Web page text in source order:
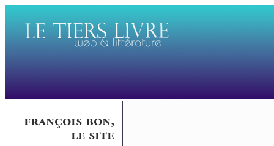
françois bon,
le site